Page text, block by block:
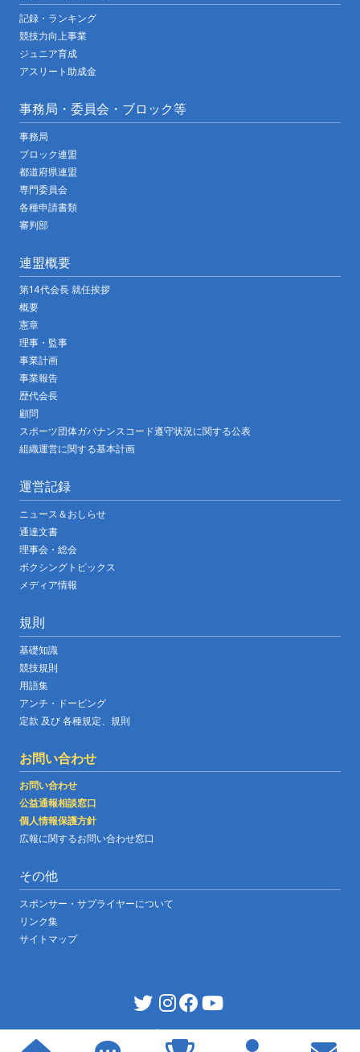
記録・ランキング
競技力向上事業
ジュニア育成
アスリート助成金
事務局・委員会・ブロック等
事務局
ブロック連盟
都道府県連盟
専門委員会
各種申請書類
審判部
連盟概要
第14代会長 就任挨拶
概要
憲章
理事・監事
事業計画
事業報告
歴代会長
顧問
スポーツ団体ガバナンスコード遵守状況に関する公表
組織運営に関する基本計画
運営記録
ニュース＆おしらせ
通達文書
理事会・総会
ボクシングトピックス
メディア情報
規則
基礎知識
競技規則
用語集
アンチ・ドーピング
定款 及び 各種規定、規則
お問い合わせ
お問い合わせ
公益通報相談窓口
個人情報保護方針
広報に関するお問い合わせ窓口
その他
スポンサー・サプライヤーについて
リンク集
サイトマップ